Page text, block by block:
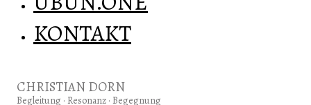
KONTAKT
CHRISTIAN DORN
Begleitung · Resonanz · Begegnung